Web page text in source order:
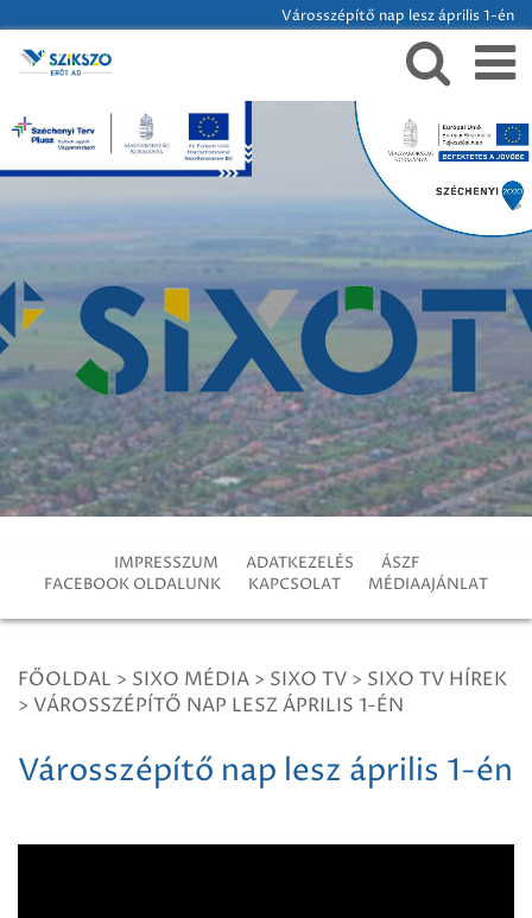
Városszépítő nap lesz április 1-én
IMPRESSZUM ADATKEZELÉS
ÁSZF
FACEBOOK OLDALUNK
KAPCSOLAT MÉDIAAJÁNLAT
FŐOLDAL > SIXO MÉDIA > SIXO TV > SIXO TV HÍREK
> VÁROSSZÉPÍTŐ NAP LESZ ÁPRILIS 1-ÉN
Városszépítő nap lesz április 1-én